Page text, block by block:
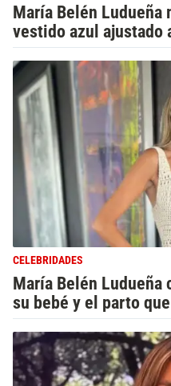
María Belén Ludueña
vestido azul ajustado
CELEBRIDADES
María Belén Ludueña
su bebé y el parto